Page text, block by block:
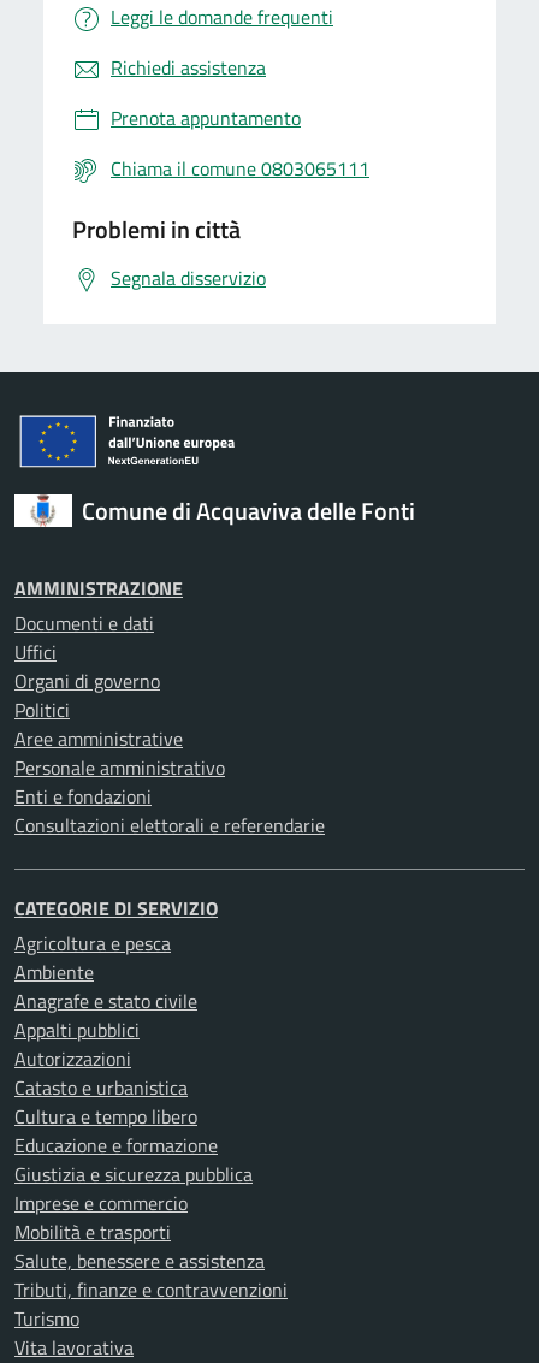
Leggi le domande frequenti
Richiedi assistenza
Prenota appuntamento
Chiama il comune 0803065111
Problemi in città
Segnala disservizio
Comune di Acquaviva delle Fonti
AMMINISTRAZIONE
Documenti e dati
Uffici
Organi di governo
Politici
Aree amministrative
Personale amministrativo
Enti e fondazioni
Consultazioni elettorali e referendarie
CATEGORIE DI SERVIZIO
Agricoltura e pesca
Ambiente
Anagrafe e stato civile
Appalti pubblici
Autorizzazioni
Catasto e urbanistica
Cultura e tempo libero
Educazione e formazione
Giustizia e sicurezza pubblica
Imprese e commercio
Mobilità e trasporti
Salute, benessere e assistenza
Tributi, finanze e contravvenzioni
Turismo
Vita lavorativa